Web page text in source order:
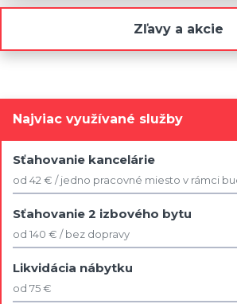
Zľavy a akcie
Najviac využívané služby
Sťahovanie kancelárie
od 42 € / jedno pracovné miesto v rámci
Sťahovanie 2 izbového bytu
od 140 € / bez dopravy
Likvidácia nábytku
od 75 €